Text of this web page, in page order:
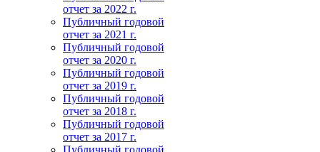
отчет за 2022 г.
Публичный годовой
отчет за 2021 г.
Публичный годовой
отчет за 2020 г.
Публичный годовой
отчет за 2019 г.
Публичный годовой
отчет за 2018 г.
Публичный годовой
отчет за 2017 г.
Публичный годовой